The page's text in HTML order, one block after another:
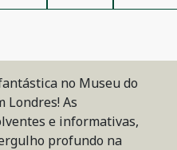
no Museu do
Londres! As
e informativas,
profundo na